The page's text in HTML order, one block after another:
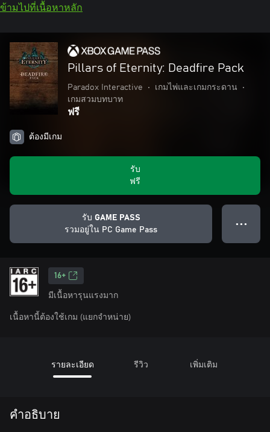
ข้ามไปที่เนื้อหาหลัก
Pillars of Eternity: Deadfire Pack
Paradox Interactive • เกมไพ่และเกมกระดาน
•
เกมสวมบทบาท
ฟรี
ต้องมีเกม
รับ
ฟรี
รับ GAME PASS
รวมอยู่ใน PC Game Pass
● ● ●
16+
มีเนื้อหารุนแรงมาก
เนื้อหานี้ต้องใช้เกม (แยกจำหน่าย)
รายละเอียด รีวิว เพิ่มเติม
คำอธิบาย